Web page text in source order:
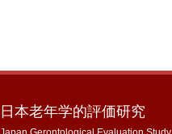
日本老年学的評価研究